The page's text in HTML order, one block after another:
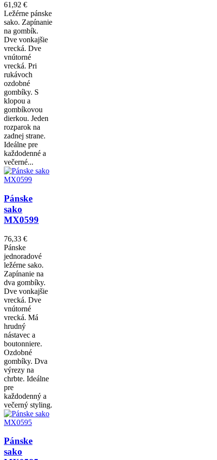
61,92 €
Ležérne pánske
sako. Zapínanie
na gombík.
Dve vonkajšie
vrecká. Dve
vnútorné
vrecká. Pri
rukávoch
ozdobné
gombíky. S
klopou a
gombíkovou
dierkou. Jeden
rozparok na
zadnej strane.
Ideálne pre
každodenné a
večerné...
Pánske
sako
MX0599
76,33 €
Pánske
jednoradové
ležérne sako.
Zapínanie na
dva gombíky.
Dve vonkajšie
vrecká. Dve
vnútorné
vrecká. Má
hrudný
nástavec a
boutonniere.
Ozdobné
gombíky. Dva
výrezy na
chrbte. Ideálne
pre
každodenný a
večerný styling.
Pánske
sako